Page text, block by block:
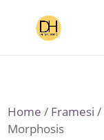
Home / Framesi /
Morphosis